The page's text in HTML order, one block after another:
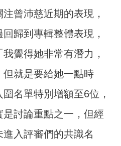
曾沛慈近期的表現，
歸到專輯整體表現，
覺得她非常有潛力，
就是要給她一點時
名單特別增額至6位，
討論重點之一，但經
入評審們的共識名